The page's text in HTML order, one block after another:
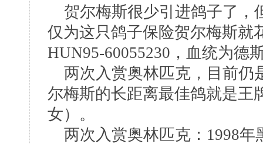
贺尔梅斯很少引进鸽子了，
仅为这只鸽子保险贺尔梅斯就
HUN95-60055230，血统为德
两次入赏奥林匹克，目前仍
尔梅斯的长距离最佳鸽就是王
女）。
两次入赏奥林匹克：1998年